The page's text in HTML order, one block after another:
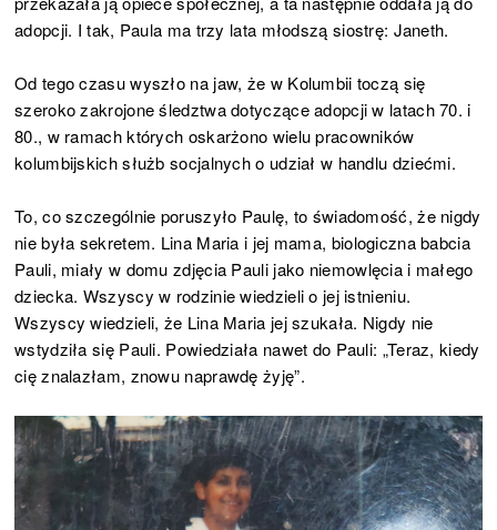
adopcji. I tak, Paula ma trzy lata młodszą siostrę: Janeth.
Od tego czasu wyszło na jaw, że w Kolumbii toczą się
szeroko zakrojone śledztwa dotyczące adopcji w latach 70. i
80., w ramach których oskarżono wielu pracowników
kolumbijskich służb socjalnych o udział w handlu dziećmi.
To, co szczególnie poruszyło Paulę, to świadomość, że nigdy
nie była sekretem. Lina Maria i jej mama, biologiczna babcia
Pauli, miały w domu zdjęcia Pauli jako niemowlęcia i małego
dziecka. Wszyscy w rodzinie wiedzieli o jej istnieniu.
Wszyscy wiedzieli, że Lina Maria jej szukała. Nigdy nie
wstydziła się Pauli. Powiedziała nawet do Pauli: „Teraz, kiedy
cię znalazłam, znowu naprawdę żyję”.